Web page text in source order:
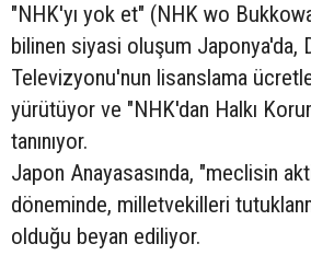
"NHK'yı yok et" (NHK wo
bilinen siyasi oluşum Japonya'da,
Televizyonu'nun lisanslama
yürütüyor ve "NHK'dan Halkı
tanınıyor.
Japon Anayasasında, "meclisin
döneminde, milletvekilleri
olduğu beyan ediliyor.